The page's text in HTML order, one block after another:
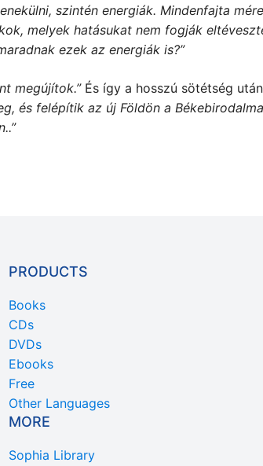
szintén energiák. Mindenfajta
melyek hatásukat nem fogják
ezek az energiák is?”
megújítok.” És így a hosszú sötétség
és felépítik az új Földön a
PRODUCTS
Books
CDs
DVDs
Ebooks
Free
Other Languages
MORE
Sophia Library